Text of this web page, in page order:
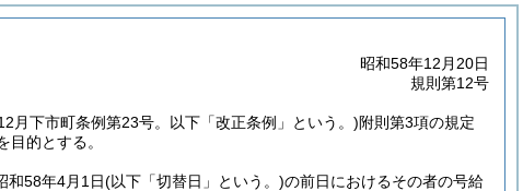
昭和58年12月20日
規則第12号
月下市町条例第23号。以下「改正条例」という。)附則第3項の規定
的とする。
和58年4月1日(以下「切替日」という。)の前日におけるその者の号給